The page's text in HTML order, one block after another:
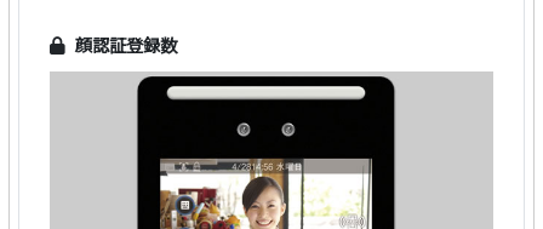
顔認証登録数